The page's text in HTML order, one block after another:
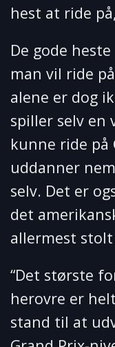
hest at ride
De gode
man vil ride
alene er dog
spiller selv
kunne ride på
uddanner
selv. Det er
det
allermest
“Det største
herovre er
stand til at